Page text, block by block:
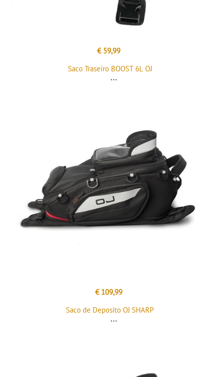
€ 59,99
Saco Traseiro BOOST 6L OJ
€ 109,99
Saco de Deposito OJ SHARP